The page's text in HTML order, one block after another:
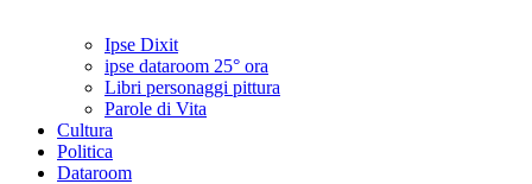
Ipse Dixit
ipse dataroom 25° ora
Libri personaggi pittura
Parole di Vita
Cultura
Politica
Dataroom